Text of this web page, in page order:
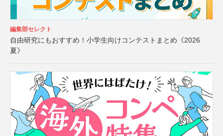
編集部セレクト
自由研究にもおすすめ！小学生向けコンテストまとめ《2026
夏》